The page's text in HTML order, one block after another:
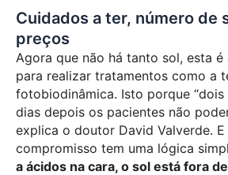
Cuidados a ter, número de
preços
Agora que não há tanto sol, esta
para realizar tratamentos como a
fotobiodinâmica. Isto porque
dias depois os pacientes não
explica o doutor David Valverde. E
compromisso tem uma lógica
a ácidos na cara, o sol está fora